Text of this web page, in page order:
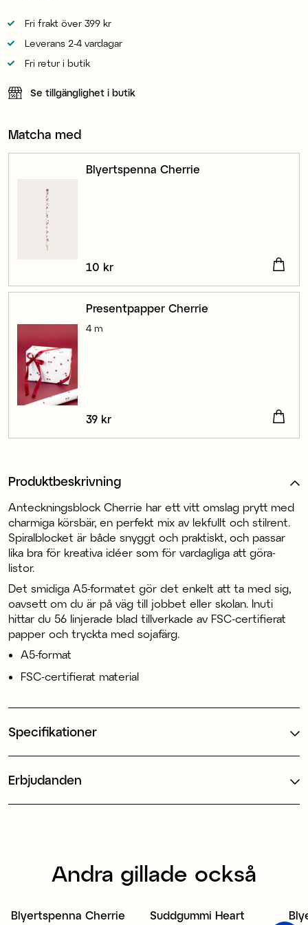
Fri frakt över 399 kr
Leverans 2-4 vardagar
Fri retur i butik
Se tillgänglighet i butik
Matcha med
Blyertspenna Cherrie
Pris:10 kr
10 kr
Presentpapper Cherrie
4 m
Pris:
39 kr
Produktbeskrivning
Anteckningsblock Cherrie har ett vitt omslag prytt med
charmiga körsbär, en perfekt mix av lekfullt och stilrent.
Spiralblocket är både snyggt och praktiskt, och passar
lika bra för kreativa idéer som för vardagliga att göra-
listor.
Det smidiga A5-formatet gör det enkelt att ta med sig,
oavsett om du är på väg till jobbet eller skolan. Inuti
hittar du 56 linjerade blad tillverkade av FSC-certifierat
papper och tryckta med sojafärg.
A5-format
FSC-certifierat material
Specifikationer
Erbjudanden
Andra gillade också
Blyertspenna Cherrie 5 för 39 kr
Suddgummi Heart